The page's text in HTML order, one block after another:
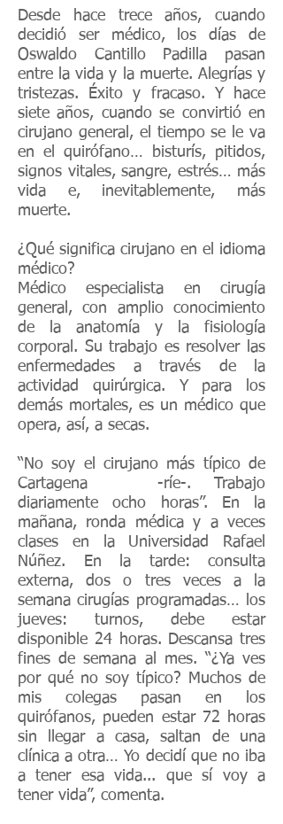
Desde hace trece años, cuando
decidió ser médico, los días de
Oswaldo Cantillo Padilla pasan
entre la vida y la muerte. Alegrías y
tristezas. Éxito y fracaso. Y hace
siete años, cuando se convirtió en
cirujano general, el tiempo se le va
en el quirófano… bisturís, pitidos,
signos vitales, sangre, estrés… más
vida e, inevitablemente, más
muerte.
¿Qué significa cirujano en el idioma
médico?
Médico especialista en cirugía
general, con amplio conocimiento
de la anatomía y la fisiología
corporal. Su trabajo es resolver las
enfermedades a través de la
actividad quirúrgica. Y para los
demás mortales, es un médico que
opera, así, a secas.
“No soy el cirujano más típico de
Cartagena -ríe-. Trabajo
diariamente ocho horas”. En la
mañana, ronda médica y a veces
clases en la Universidad Rafael
Núñez. En la tarde: consulta
externa, dos o tres veces a la
semana cirugías programadas… los
jueves: turnos, debe estar
disponible 24 horas. Descansa tres
fines de semana al mes. “¿Ya ves
por qué no soy típico? Muchos de
mis colegas pasan en los
quirófanos, pueden estar 72 horas
sin llegar a casa, saltan de una
clínica a otra… Yo decidí que no iba
a tener esa vida... que sí voy a
tener vida”, comenta.